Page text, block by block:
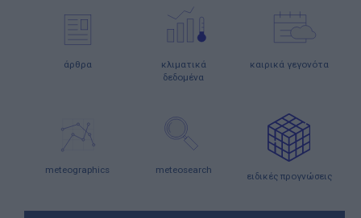
άρθρα
κλιματικά
δεδομένα
καιρικά γεγονότα
meteographics meteosearch
ειδικές προγνώσεις